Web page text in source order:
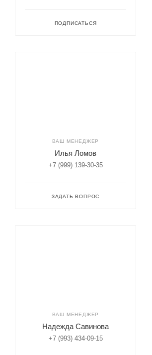
ПОДПИСАТЬСЯ
ВАШ МЕНЕДЖЕР
Илья Ломов
+7 (999) 139-30-35
ЗАДАТЬ ВОПРОС
ВАШ МЕНЕДЖЕР
Надежда Савинова
+7 (993) 434-09-15